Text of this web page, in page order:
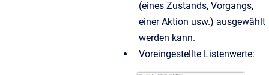
(eines Zustands, Vorgangs,
einer Aktion usw.) ausgewählt
werden kann.
Voreingestellte Listenwerte: